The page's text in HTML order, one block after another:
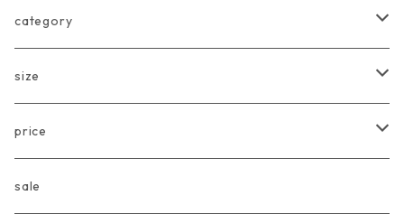
arkakama
Another Fox
CARLIJNQ
CIENTA
category
tops
bottoms
one piece
size
Baby
〜80cm
price
〜3000円
sale